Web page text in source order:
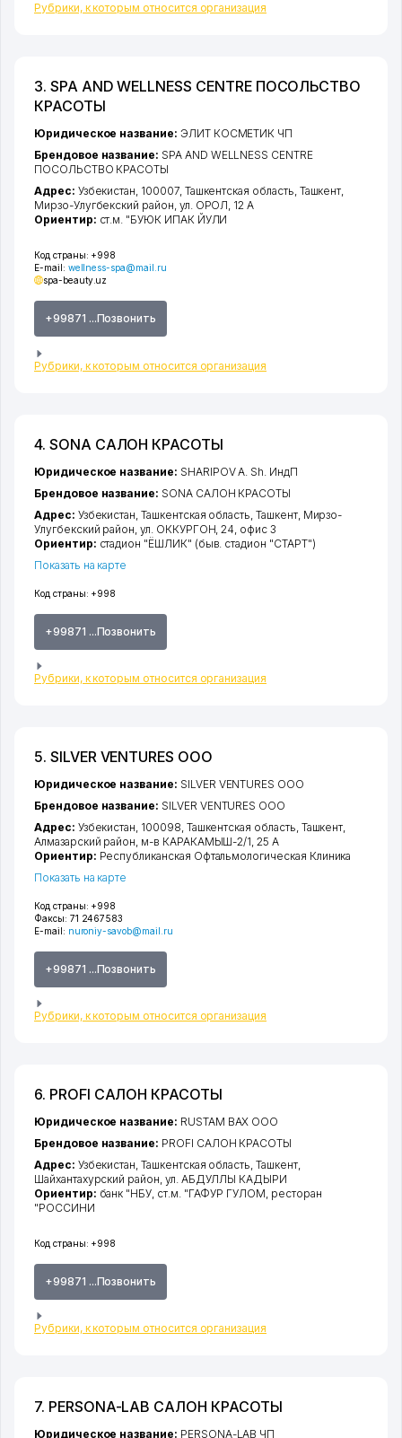
Рубрики, к которым относится организация
3. SPA AND WELLNESS CENTRE ПОСОЛЬСТВО
КРАСОТЫ
Код страны: +998
E-mail: wellness-spa@mail.ru
spa-beauty.uz
+99871 ...Позвонить
Рубрики, к которым относится организация
Юридическое название: ЭЛИТ КОСМЕТИК ЧП
Брендовое название: SPA AND WELLNESS CENTRE
ПОСОЛЬСТВО КРАСОТЫ
Адрес: Узбекистан, 100007, Ташкентская область, Ташкент,
Мирзо-Улугбекский район, ул. ОРОЛ, 12 А
Ориентир: ст.м. "БУЮК ИПАК ЙУЛИ
4. SONA САЛОН КРАСОТЫ
Код страны: +998
+99871 ...Позвонить
Рубрики, к которым относится организация
Юридическое название: SHARIPOV A. Sh. ИндП
Брендовое название: SONA САЛОН КРАСОТЫ
Адрес: Узбекистан,Ташкентская область ,Ташкент, Мирзо-
Улугбекский район ,ул. ОККУРГОН , 24, офис 3
Ориентир: стадион "ЁШЛИК" (быв. стадион "СТАРТ")
Показать на карте
5. SILVER VENTURES ООО
Код страны: +998
Факсы: 71 2467583
E-mail: nuroniy-savob@mail.ru
+99871 ...Позвонить
Рубрики, к которым относится организация
Юридическое название: SILVER VENTURES ООО
Брендовое название: SILVER VENTURES ООО
Адрес: Узбекистан, 100098, Ташкентская область Ташкент
Алмазарский район м-в КАРАКАМЫШ-2/1 , 25 А
Ориентир: Республиканская Офтальмологическая Клиника
Показать на карте
6. PROFI САЛОН КРАСОТЫ
Код страны: +998
+99871 ...Позвонить
Рубрики, к которым относится организация
Юридическое название: RUSTAM BAX ООО
Брендовое название: PROFI САЛОН КРАСОТЫ
Адрес: Узбекистан,Ташкентская область,Ташкент,
Шайхантахурский район, ул. АБДУЛЛЫ КАДЫРИ
Ориентир: банк "НБУ, ст.м. "ГАФУР ГУЛОМ, ресторан
"РОССИНИ
7. PERSONA-LAB САЛОН КРАСОТЫ
Юридическое название: PERSONA-LAB ЧП